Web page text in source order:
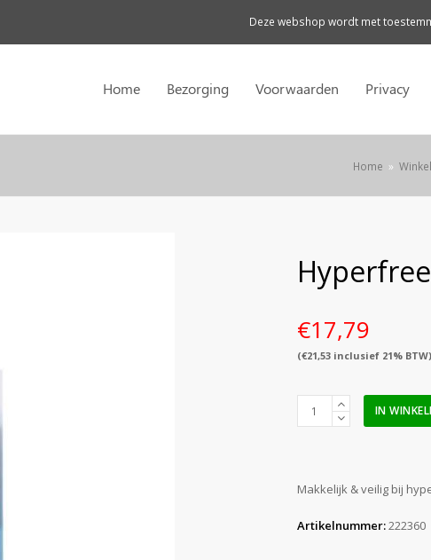
Deze webshop wordt met
Home Bezorging Voorwaarden Privacy
Home » Winkel
Hyperfree
€17,79
(€21,53inclusief 21% BTW)
Hyperfree
IN
Makkelijk & veilig bij
Artikelnummer:222360